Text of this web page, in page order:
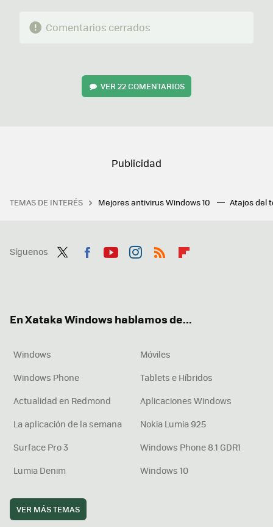
Comentarios cerrados
VER22 COMENTARIOS
TEMAS DE INTERÉS Mejores antivirus Windows 10 Atajos del
Síguenos
En Xataka Windows hablamos de...
Windows
Móviles
Windows Phone
Tablets e Híbridos
Actualidad en Redmond
Aplicaciones Windows
La aplicación de la semana
Nokia Lumia 925
Surface Pro 3
Windows Phone 8.1 GDR1
Lumia Denim
Windows 10
VER MÁS TEMAS